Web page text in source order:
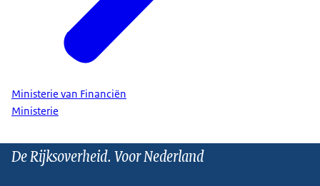
Ministerie van Financiën
Ministerie
De Rijksoverheid. Voor Nederland